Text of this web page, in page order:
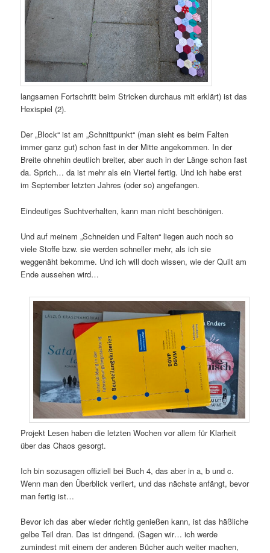
langsamen Fortschritt beim Stricken durchaus mit erklärt) ist das
Hexispiel (2).
Der „Block“ ist am „Schnittpunkt“ (man sieht es beim Falten
immer ganz gut) schon fast in der Mitte angekommen. In der
Breite ohnehin deutlich breiter, aber auch in der Länge schon fast
da. Sprich… da ist mehr als ein Viertel fertig. Und ich habe erst
im September letzten Jahres (oder so) angefangen.
Eindeutiges Suchtverhalten, kann man nicht beschönigen.
Und auf meinem „Schneiden und Falten“ liegen auch noch so
viele Stoffe bzw. sie werden schneller mehr, als ich sie
weggenäht bekomme. Und ich will doch wissen, wie der Quilt am
Ende aussehen wird…
Projekt Lesen haben die letzten Wochen vor allem für Klarheit
über das Chaos gesorgt.
Ich bin sozusagen offiziell bei Buch 4, das aber in a, b und c.
Wenn man den Überblick verliert, und das nächste anfängt, bevor
man fertig ist…
Bevor ich das aber wieder richtig genießen kann, ist das häßliche
gelbe Teil dran. Das ist dringend. (Sagen wir… ich werde
zumindest mit einem der anderen Bücher auch weiter machen,